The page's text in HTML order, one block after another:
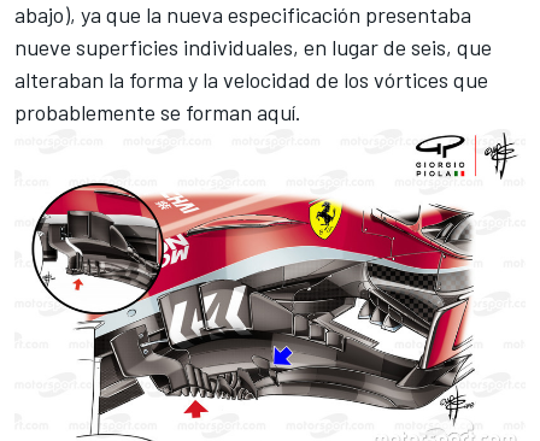
abajo), ya que la nueva especificación presentaba
nueve superficies individuales, en lugar de seis, que
alteraban la forma y la velocidad de los vórtices que
probablemente se forman aquí.